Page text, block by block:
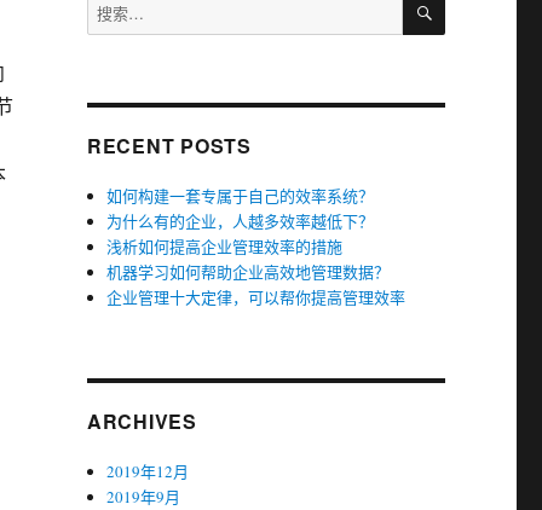
索：
RECENT POSTS
如何构建一套专属于自己的效率系统？
为什么有的企业，人越多效率越低下？
浅析如何提高企业管理效率的措施
机器学习如何帮助企业高效地管理数据？
企业管理十大定律，可以帮你提高管理效率
ARCHIVES
2019年12月
2019年9月